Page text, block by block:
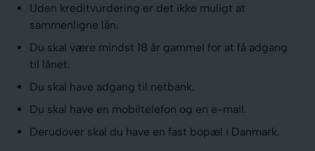
Uden kreditvurdering er det ikke muligt at
sammenligne lån.
Du skal være mindst 18 år gammel for at få adgang
til lånet.
Du skal have adgang til netbank.
Du skal have en mobiltelefon og en e-mail.
Derudover skal du have en fast bopæl i Danmark.